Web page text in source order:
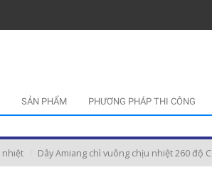
SẢN PHẨM PHƯƠNG PHÁP THI CÔNG
Dây Amiang chì vuông chịu nhiệt 260 độ C